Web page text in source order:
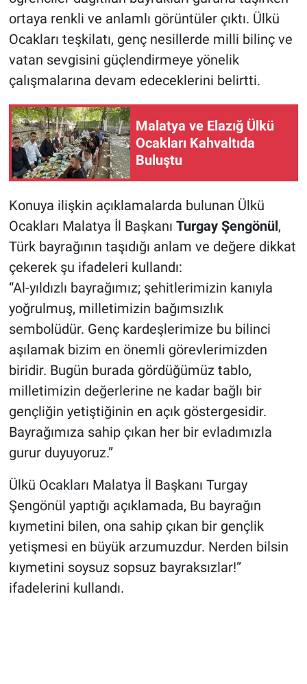
ortaya renkli ve anlamlı görüntüler çıktı. Ülkü
Ocakları teşkilatı, genç nesillerde milli bilinç ve
vatan sevgisini güçlendirmeye yönelik
çalışmalarına devam edeceklerini belirtti.
Malatya ve Elazığ Ülkü
Ocakları Kahvaltıda
Buluştu
Konuya ilişkin açıklamalarda bulunan Ülkü
Ocakları Malatya İl Başkanı Turgay Şengönül,
Türk bayrağının taşıdığı anlam ve değere dikkat
çekerek şu ifadeleri kullandı:
“Al-yıldızlı bayrağımız; şehitlerimizin kanıyla
yoğrulmuş, milletimizin bağımsızlık
sembolüdür. Genç kardeşlerimize bu bilinci
aşılamak bizim en önemli görevlerimizden
biridir. Bugün burada gördüğümüz tablo,
milletimizin değerlerine ne kadar bağlı bir
gençliğin yetiştiğinin en açık göstergesidir.
Bayrağımıza sahip çıkan her bir evladımızla
gurur duyuyoruz.”
Ülkü Ocakları Malatya İl Başkanı Turgay
Şengönül yaptığı açıklamada, Bu bayrağın
kıymetini bilen, ona sahip çıkan bir gençlik
yetişmesi en büyük arzumuzdur. Nerden bilsin
kıymetini soysuz sopsuz bayraksızlar!”
ifadelerini kullandı.